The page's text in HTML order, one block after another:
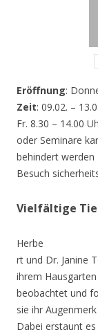
Eröffnung:
Zeit: 09.02. –
Fr. 8.30 – 14.00
oder Seminare
behindert
Besuch
Vielfältige
Herbe
rt und Dr. Janine
ihrem
beobachtet und
sie ihr
Dabei erstaunt